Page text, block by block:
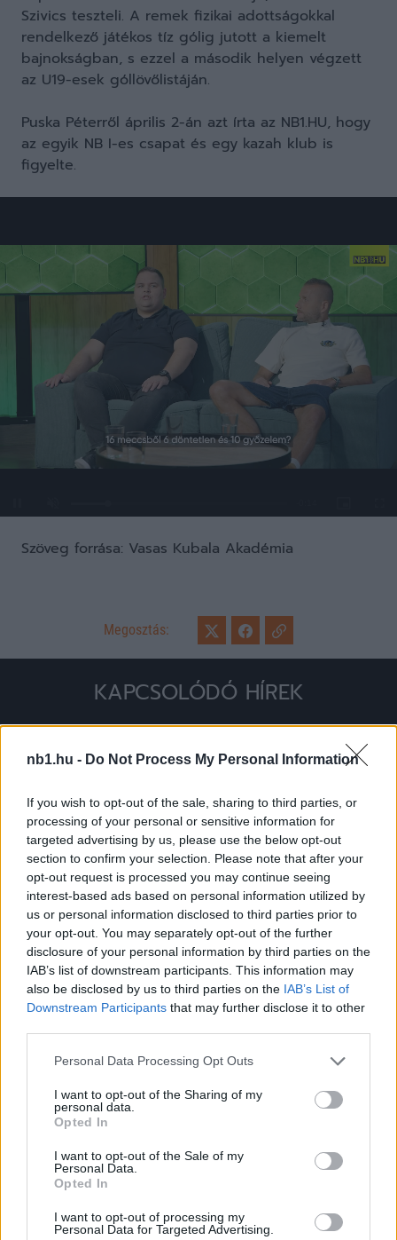
nb1.hu - Do Not Process My Personal Information
If you wish to opt-out of the sale, sharing to third parties, or
processing of your personal or sensitive information for
targeted advertising by us, please use the below opt-out
section to confirm your selection. Please note that after your
opt-out request is processed you may continue seeing
interest-based ads based on personal information utilized by
us or personal information disclosed to third parties prior to
your opt-out. You may separately opt-out of the further
disclosure of your personal information by third parties on the
IAB’s list of downstream participants. This information may
also be disclosed by us to third parties on the IAB’s List of
Downstream Participants that may further disclose it to other
Please note that this website/app uses one or more Google
not limited to your visit or usage behaviour. You may click to
grant or deny consent to Google and its third-party tags to
use your data for below specified purposes in below Google
consent section.
Personal Data Processing Opt Outs
I want to opt-out of the Sharing of my
personal data.
Opted In
I want to opt-out of the Sale of my
Personal Data.
Opted In
I want to opt-out of processing my
Personal Data for Targeted Advertising.
Szivics teszteli. A remek fizikai adottságokkal
rendelkező játékos tíz gólig jutott a kiemelt
bajnokságban, s ezzel a második helyen végzett
az U19-esek góllövőlistáján.
Puska Péterről április 2-án azt írta az NB1.HU, hogy
az egyik NB I-es csapat és egy kazah klub is
figyelte.
0%
Szöveg forrása: Vasas Kubala Akadémia
Megosztás:
KAPCSOLÓDÓ HÍREK
Hírek
Panamai válogatott tehetséget igazolt a ZTE
A 18 éves szélső 3+1 éves szerződést kötött a zalai klubbal.
2026.08.10. |